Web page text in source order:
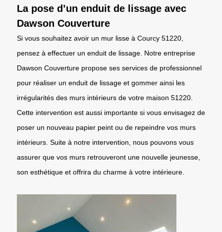
La pose d’un enduit de lissage avec
Dawson Couverture
Si vous souhaitez avoir un mur lisse à Courcy 51220,
pensez à effectuer un enduit de lissage. Notre entreprise
Dawson Couverture propose ses services de professionnel
pour réaliser un enduit de lissage et gommer ainsi les
irrégularités des murs intérieurs de votre maison 51220.
Cette intervention est aussi importante si vous envisagez de
poser un nouveau papier peint ou de repeindre vos murs
intérieurs. Suite à notre intervention, nous pouvons vous
assurer que vos murs retrouveront une nouvelle jeunesse,
son esthétique et offrira du charme à votre intérieure.